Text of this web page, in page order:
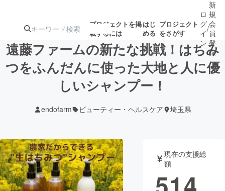
プロジェクトを掲
載するには
はじ
める
プロジェクト
をさがす
注目のリ
注目の新着プロ募集終了が近いプ
テクノロジー・ガジェット
映像・映画 書籍・雑誌
ロ
グ
イ
ン
/
新
規
会
員
登
録
遠藤ファームの新たな挑戦！はちみ
つをふんだんに使った大地と人に優
しいシャンプー！
endofarm ビューティー・ヘルスケア 埼玉県
現在の支援総
額